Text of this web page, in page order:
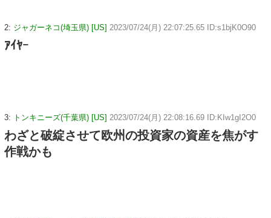
2: ジャガーネコ(埼玉県) [US] 2023/07/24(月) 22:07:25.65 ID:s1bjK0O90
ｱｲﾔｰ
3: トンキニーズ(千葉県) [US] 2023/07/24(月) 22:08:16.69 ID:KIw1gI2O0
わざと破綻させて欧州の投資家の資産を焦がす
作戦かも